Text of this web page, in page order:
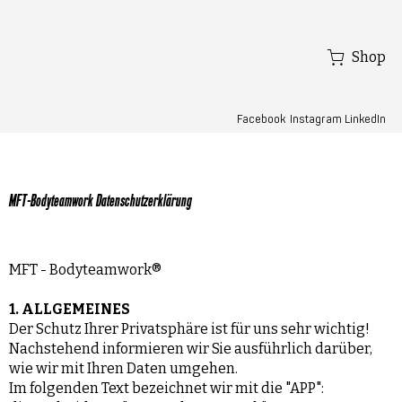
Facebook Instagram LinkedIn
Shop
MFT-Bodyteamwork Datenschutzerklärung
MFT - Bodyteamwork®
1. ALLGEMEINES
Der Schutz Ihrer Privatsphäre ist für uns sehr wichtig!
Nachstehend informieren wir Sie ausführlich darüber,
wie wir mit Ihren Daten umgehen.
Im folgenden Text bezeichnet wir mit die "APP":